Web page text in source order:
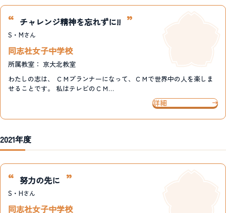
チャレンジ精神を忘れずに!!
S・Mさん
同志社女子中学校
所属教室： 京大北教室
わたしの志は、 ＣＭプランナーになって、ＣＭで世界中の人を楽しま
せることです。 私はテレビのＣＭ…
詳細
2021年度
努力の先に
S・Hさん
同志社女子中学校